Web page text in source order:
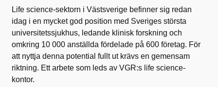
Life science-sektorn i Västsverige befinner sig redan
idag i en mycket god position med Sveriges största
universitetssjukhus, ledande klinisk forskning och
omkring 10 000 anställda fördelade på 600 företag. För
att nyttja denna potential fullt ut krävs en gemensam
riktning. Ett arbete som leds av VGR:s life science-
kontor.